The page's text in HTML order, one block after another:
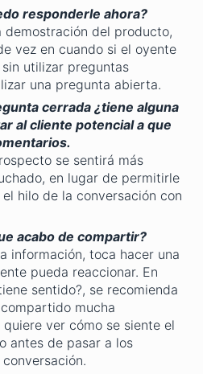
responderle ahora?
demostración del producto,
vez en cuando si el oyente
utilizar preguntas
una pregunta abierta.
cerrada ¿tiene alguna
al cliente potencial a que
se sentirá más
en lugar de permitirle
hilo de la conversación con
acabo de compartir?
información, toca hacer una
pueda reaccionar. En
sentido?, se recomienda
mucha
ver cómo se siente el
antes de pasar a los